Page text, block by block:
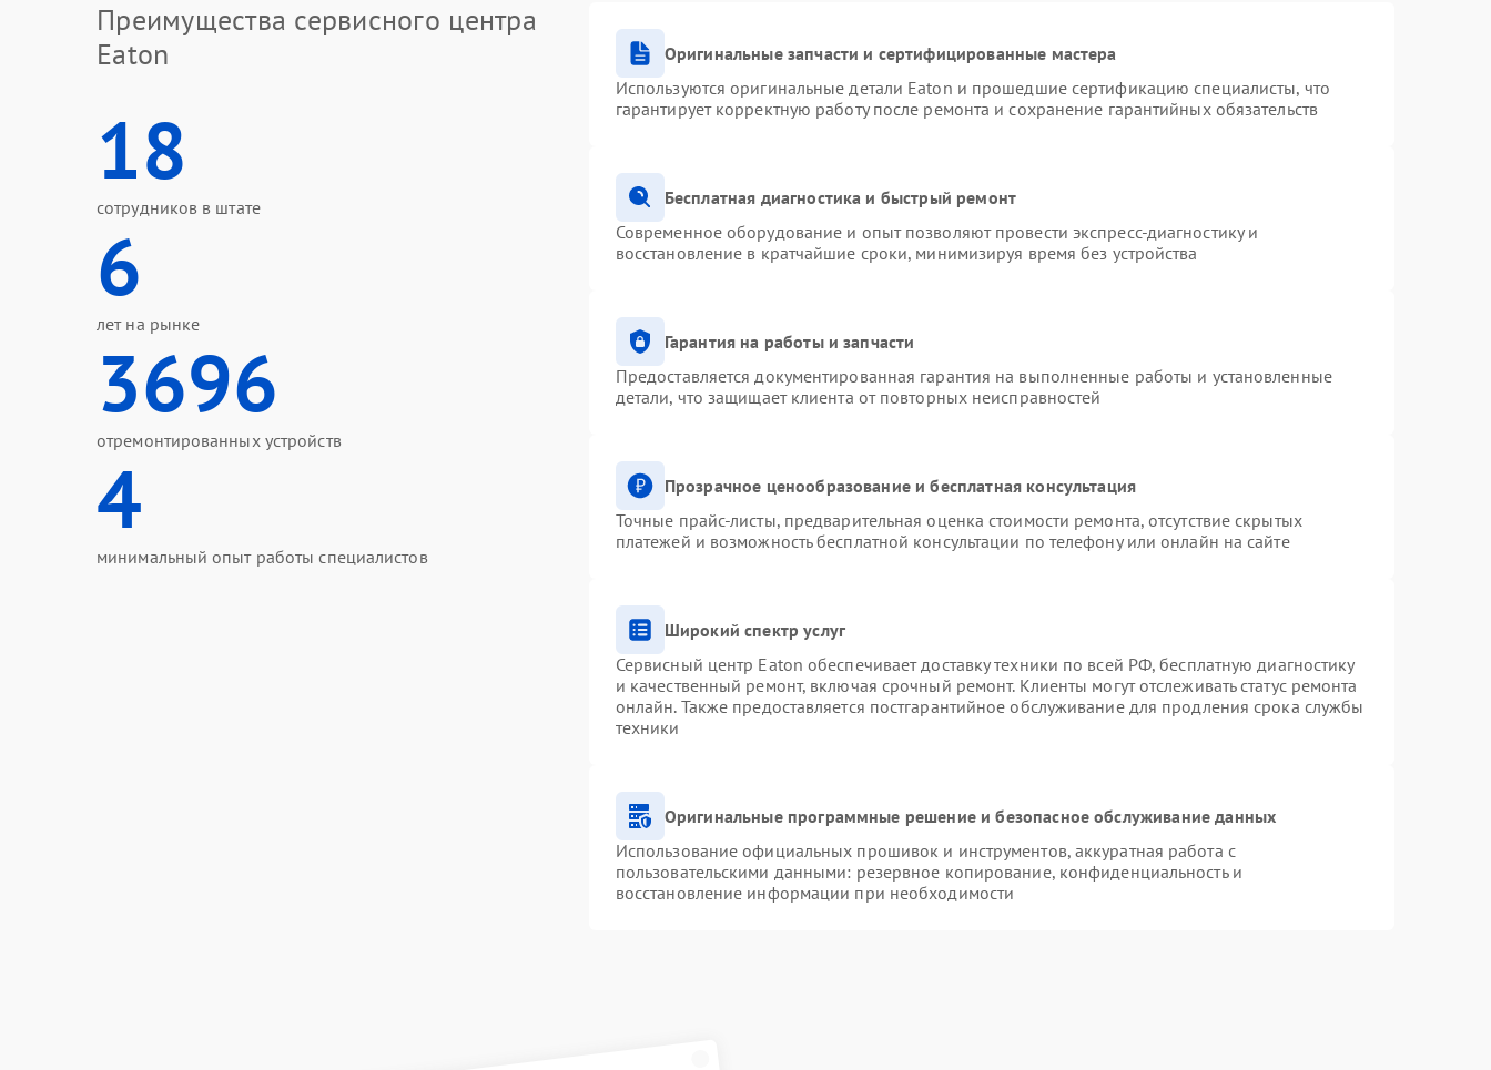
Преимущества сервисного центра
Eaton
18
сотрудников в штате
6
лет на рынке
3696
отремонтированных устройств
4
минимальный опыт работы специалистов
Оригинальные запчасти и сертифицированные мастера
Используются оригинальные детали Eaton и прошедшие сертификацию специалисты, что
гарантирует корректную работу после ремонта и сохранение гарантийных обязательств
Бесплатная диагностика и быстрый ремонт
Современное оборудование и опыт позволяют провести экспресс-диагностику и
восстановление в кратчайшие сроки, минимизируя время без устройства
Гарантия на работы и запчасти
Предоставляется документированная гарантия на выполненные работы и установленные
детали, что защищает клиента от повторных неисправностей
Прозрачное ценообразование и бесплатная консультация
Точные прайс-листы, предварительная оценка стоимости ремонта, отсутствие скрытых
платежей и возможность бесплатной консультации по телефону или онлайн на сайте
Широкий спектр услуг
Сервисный центр Eaton обеспечивает доставку техники по всей РФ, бесплатную диагностику
и качественный ремонт, включая срочный ремонт. Клиенты могут отслеживать статус ремонта
онлайн. Также предоставляется постгарантийное обслуживание для продления срока службы
техники
Оригинальные программные решение и безопасное обслуживание данных
Использование официальных прошивок и инструментов, аккуратная работа с
пользовательскими данными: резервное копирование, конфиденциальность и
восстановление информации при необходимости